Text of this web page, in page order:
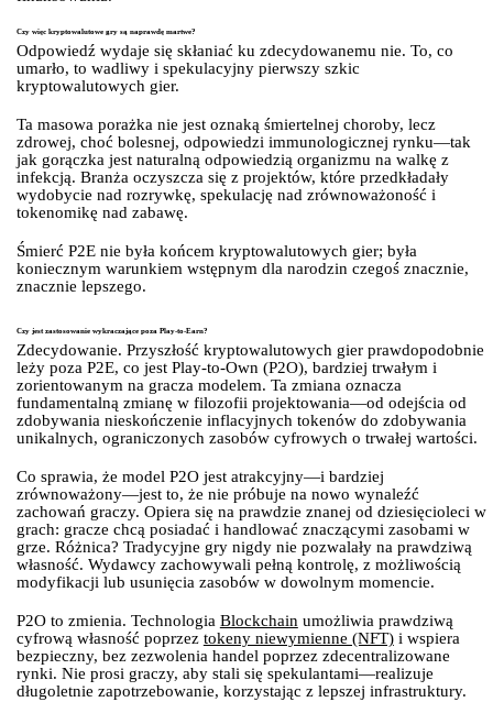
Czy więc kryptowalutowe gry są naprawdę martwe?
Odpowiedź wydaje się skłaniać ku zdecydowanemu nie. To, co
umarło, to wadliwy i spekulacyjny pierwszy szkic
kryptowalutowych gier.
Ta masowa porażka nie jest oznaką śmiertelnej choroby, lecz
zdrowej, choć bolesnej, odpowiedzi immunologicznej rynku—tak
jak gorączka jest naturalną odpowiedzią organizmu na walkę z
infekcją. Branża oczyszcza się z projektów, które przedkładały
wydobycie nad rozrywkę, spekulację nad zrównoważoność i
tokenomikę nad zabawę.
Śmierć P2E nie była końcem kryptowalutowych gier; była
koniecznym warunkiem wstępnym dla narodzin czegoś znacznie,
znacznie lepszego.
Czy jest zastosowanie wykraczające poza Play-to-Earn?
Zdecydowanie. Przyszłość kryptowalutowych gier prawdopodobnie
leży poza P2E, co jest Play-to-Own (P2O), bardziej trwałym i
zorientowanym na gracza modelem. Ta zmiana oznacza
fundamentalną zmianę w filozofii projektowania—od odejścia od
zdobywania nieskończenie inflacyjnych tokenów do zdobywania
unikalnych, ograniczonych zasobów cyfrowych o trwałej wartości.
Co sprawia, że model P2O jest atrakcyjny—i bardziej
zrównoważony—jest to, że nie próbuje na nowo wynaleźć
zachowań graczy. Opiera się na prawdzie znanej od dziesięcioleci w
grach: gracze chcą posiadać i handlować znaczącymi zasobami w
grze. Różnica? Tradycyjne gry nigdy nie pozwalały na prawdziwą
własność. Wydawcy zachowywali pełną kontrolę, z możliwością
modyfikacji lub usunięcia zasobów w dowolnym momencie.
P2O to zmienia. Technologia Blockchainumożliwia prawdziwą
cyfrową własność poprzez tokeny niewymienne (NFT)i wspiera
bezpieczny, bez zezwolenia handel poprzez zdecentralizowane
rynki. Nie prosi graczy, aby stali się spekulantami—realizuje
długoletnie zapotrzebowanie, korzystając z lepszej infrastruktury.